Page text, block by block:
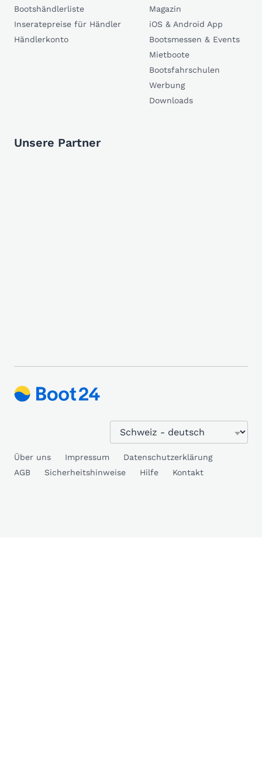
Bootshändlerliste
Inseratepreise für Händler
Händlerkonto
Magazin
iOS & Android App
Bootsmessen & Events
Mietboote
Bootsfahrschulen
Werbung
Downloads
Unsere Partner
Über uns Impressum
Datenschutzerklärung
AGB
Sicherheitshinweise Hilfe Kontakt